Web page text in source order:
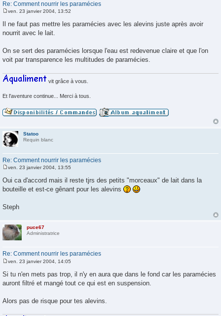
Re: Comment nourrir les paramécies
e
s
s
e
ven. 23 janvier 2004, 13:52
Il ne faut pas mettre les paramécies avec les alevins juste après avoir
nourrit avec le lait.
On se sert des paramécies lorsque l'eau est redevenue claire et que l'on
voit par transparence les multitudes de paramécies.
vit grâce à vous.
Et l'aventure continue... Merci à tous.
Statoo
Requin blanc
Re: Comment nourrir les paramécies
e
s
s
e
ven. 23 janvier 2004, 13:55
Oui ca d'accord mais il reste tjrs des petits "morceaux" de lait dans la
bouteille et est-ce gênant pour les alevins
Steph
puce67
Administratrice
Re: Comment nourrir les paramécies
s
e
ven. 23 janvier 2004, 14:05
Si tu n'en mets pas trop, il n'y en aura que dans le fond car les paramécies
auront filtré et mangé tout ce qui est en suspension.
Alors pas de risque pour tes alevins.